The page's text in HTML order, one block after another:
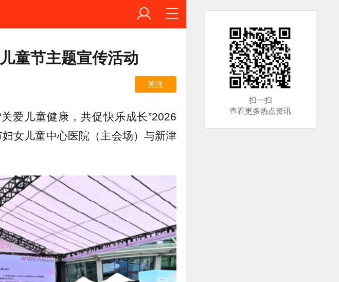
童节主题宣传活动
关注
爱儿童健康，共促快乐成长”2026
女儿童中心医院（主会场）与新津
扫一扫
查看更多热点资讯